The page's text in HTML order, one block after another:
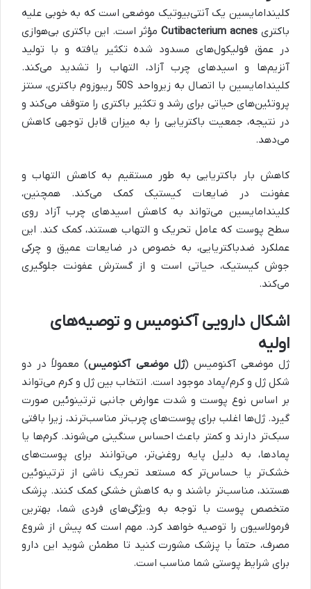
کلیندامایسین یک آنتی‌بیوتیک موضعی است که به خوبی علیه
باکتری Cutibacterium acnesمؤثر است. این باکتری بی‌هوازی
در عمق فولیکول‌های مسدود شده تکثیر یافته و با تولید
آنزیم‌ها و اسیدهای چرب آزاد، التهاب را تشدید می‌کند.
کلیندامایسین با اتصال به زیرواحد 50S ریبوزوم باکتری، سنتز
پروتئین‌های حیاتی برای رشد و تکثیر باکتری را متوقف می‌کند و
در نتیجه، جمعیت باکتریایی را به میزان قابل توجهی کاهش
می‌دهد.
کاهش بار باکتریایی به طور مستقیم به کاهش التهاب و
عفونت در ضایعات کیستیک کمک می‌کند. همچنین،
کلیندامایسین می‌تواند به کاهش اسیدهای چرب آزاد روی
سطح پوست که عامل تحریک و التهاب هستند، کمک کند. این
عملکرد ضدباکتریایی، به خصوص در ضایعات عمیق و چرکی
جوش کیستیک، حیاتی است و از گسترش عفونت جلوگیری
می‌کند.
اشکال دارویی آکنومیس و توصیه‌های
اولیه
ژل موضعی آکنومیس (ژل موضعی آکنومیس) معمولاً در دو
شکل ژل و کرم/پماد موجود است. انتخاب بین ژل و کرم می‌تواند
بر اساس نوع پوست و شدت عوارض جانبی ترتینوئین صورت
گیرد. ژل‌ها اغلب برای پوست‌های چرب‌تر مناسب‌ترند، زیرا بافتی
سبک‌تر دارند و کمتر باعث احساس سنگینی می‌شوند. کرم‌ها یا
پمادها، به دلیل پایه روغنی‌تر، می‌توانند برای پوست‌های
خشک‌تر یا حساس‌تر که مستعد تحریک ناشی از ترتینوئین
هستند، مناسب‌تر باشند و به کاهش خشکی کمک کنند. پزشک
متخصص پوست با توجه به ویژگی‌های فردی شما، بهترین
فرمولاسیون را توصیه خواهد کرد. مهم است که پیش از شروع
مصرف، حتماً با پزشک مشورت کنید تا مطمئن شوید این دارو
برای شرایط پوستی شما مناسب است.